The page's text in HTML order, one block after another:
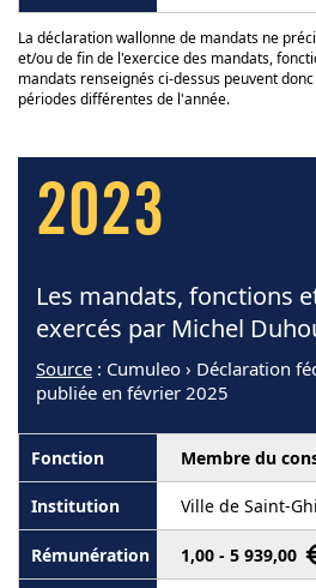
La déclaration wallonne de mandats ne
et/ou de fin de l'exercice des mandats,
mandats renseignés ci-dessus peuvent
périodes différentes de l'année.
2023
Les mandats, fonctions
exercés par Michel
Source : Cumuleo › Déclaration
publiée en février 2025
Membre du
Ville de Saint-
1,00 - 5 939,00